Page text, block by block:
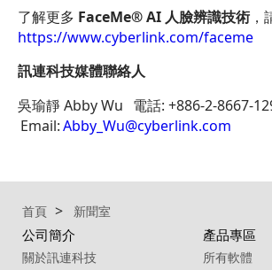
了解更多 FaceMe® AI 人臉辨識技術 ，
https://www.cyberlink.com/faceme
訊連科技媒體聯絡人
吳瑜靜 Abby Wu 電話: +886-2-8667-
Email:Abby_Wu@cyberlink.com
首頁 新聞室
公司簡介
關於訊連科技
產品專區
所有軟體